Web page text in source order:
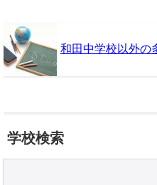
和田中学校以外の
学校検索